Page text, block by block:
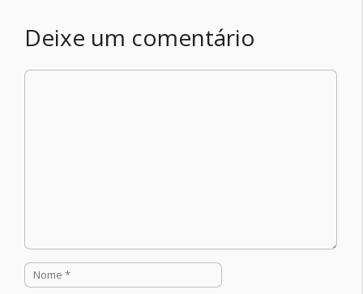
Deixe um comentário
Comentário
Nome